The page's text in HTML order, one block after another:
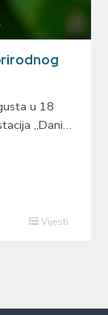
u 18
„Dani…
Vijesti